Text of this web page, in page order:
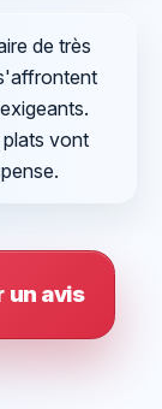
de très
plats vont
un avis